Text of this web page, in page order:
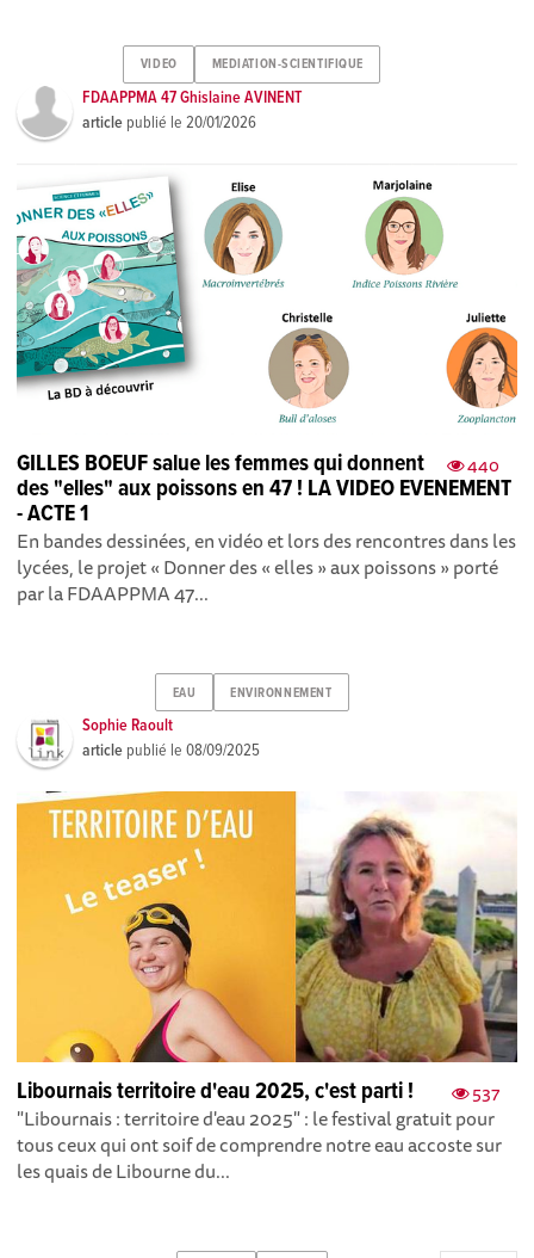
VIDEO MEDIATION-SCIENTIFIQUE
FDAAPPMA 47 Ghislaine AVINENT
article publié le20/01/2026
440
GILLES BOEUF salue les femmes qui donnent
des "elles" aux poissons en 47 ! LA VIDEO EVENEMENT
- ACTE 1
En bandes dessinées, en vidéo et lors des rencontres dans les
lycées, le projet « Donner des « elles » aux poissons » porté
par la FDAAPPMA 47...
EAU ENVIRONNEMENT
Sophie Raoult
article publié le08/09/2025
537
Libournais territoire d'eau 2025, c'est parti !
"Libournais : territoire d'eau 2025" : le festival gratuit pour
tous ceux qui ont soif de comprendre notre eau accoste sur
les quais de Libourne du...